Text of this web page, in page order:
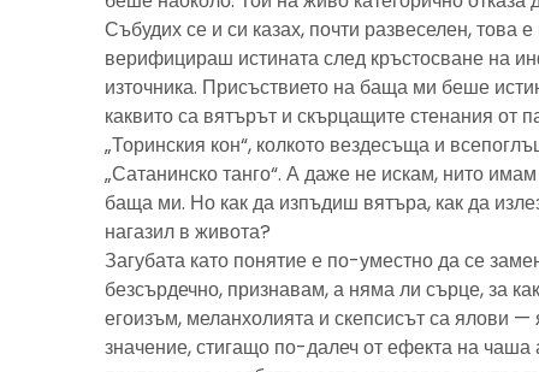
Събудих се и си казах, почти развеселен, това
верифицираш истината след кръстосване на
източника. Присъствието на баща ми беше
каквито са вятърът и скърцащите стенания от
„Торинския кон“, колкото вездесъща и
„Сатанинско танго“. А даже не искам, нито
баща ми. Но как да изпъдиш вятъра, как да
нагазил в живота?
Загубата като понятие е по-уместно да се
безсърдечно, признавам, а няма ли сърце, за
егоизъм, меланхолията и скепсисът са ялови —
значение, стигащо по-далеч от ефекта на чаша